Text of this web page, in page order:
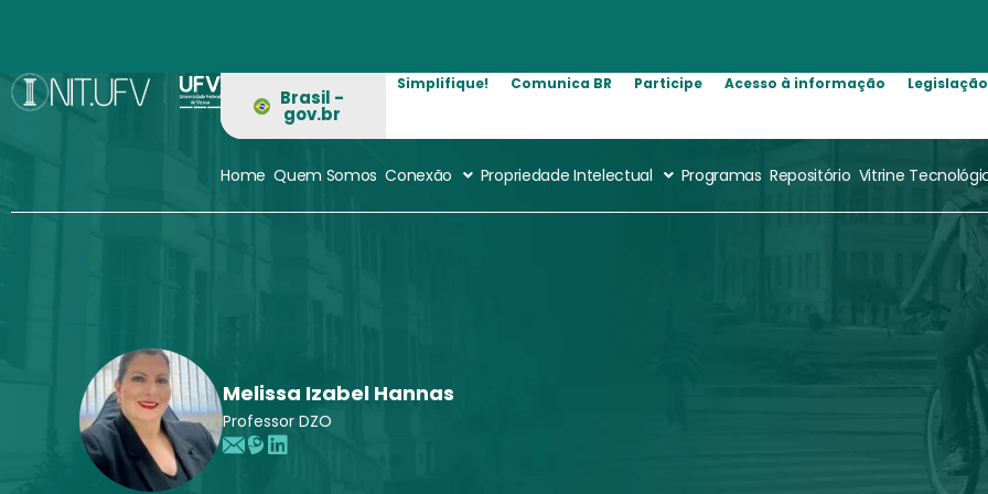
conteúdo
Brasil -
gov.br
Simplifique! Comunica BR Participe Acesso à informação Legislação
Home Quem Somos Conexão Propriedade Intelectual Programas Repositório Vitrine
Melissa Izabel Hannas
Professor DZO
E L L